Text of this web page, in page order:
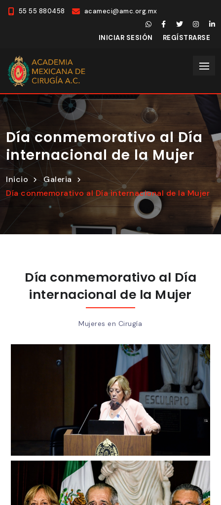
55 55 880458 acameci@amc.org.mx
INICIAR SESIÓN REGÍSTRARSE
Día conmemorativo al Día
internacional de la Mujer
Inicio
Galeria
Día conmemorativo al Día internacional de la Mujer
Día conmemorativo al Día
internacional de la Mujer
Mujeres en Cirugía